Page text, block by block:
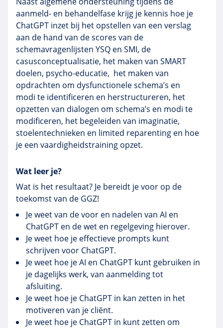
aanmeld- en behandelfase krijg je kennis hoe je
ChatGPT inzet bij het opstellen van een verslag
aan de hand van de scores van de
schemavragenlijsten YSQ en SMI, de
casusconceptualisatie, het maken van SMART
doelen, psycho-educatie, het maken van
opdrachten om dysfunctionele schema’s en
modi te identificeren en herstructureren, het
opzetten van dialogen om schema’s en modi te
modificeren, het begeleiden van imaginatie,
stoelentechnieken en limited reparenting en hoe
je een vaardigheidstraining opzet.
Wat leer je?
Wat is het resultaat? Je bereidt je voor op de
toekomst van de GGZ!
Je weet van de voor en nadelen van AI en
ChatGPT en de wet en regelgeving hierover.
Je weet hoe je effectieve prompts kunt
schrijven voor ChatGPT.
Je weet hoe je AI en ChatGPT kunt gebruiken in
je dagelijks werk, van aanmelding tot
afsluiting.
Je weet hoe je ChatGPT in kan zetten in het
motiveren van je cliënt.
Je weet hoe je ChatGPT in kunt zetten om